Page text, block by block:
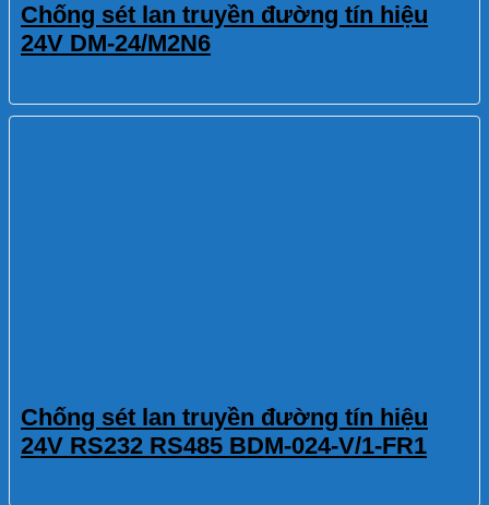
Chống sét lan truyền đường tín hiệu
24V DM-24/M2N6
Chống sét lan truyền đường tín hiệu
24V RS232 RS485 BDM-024-V/1-FR1